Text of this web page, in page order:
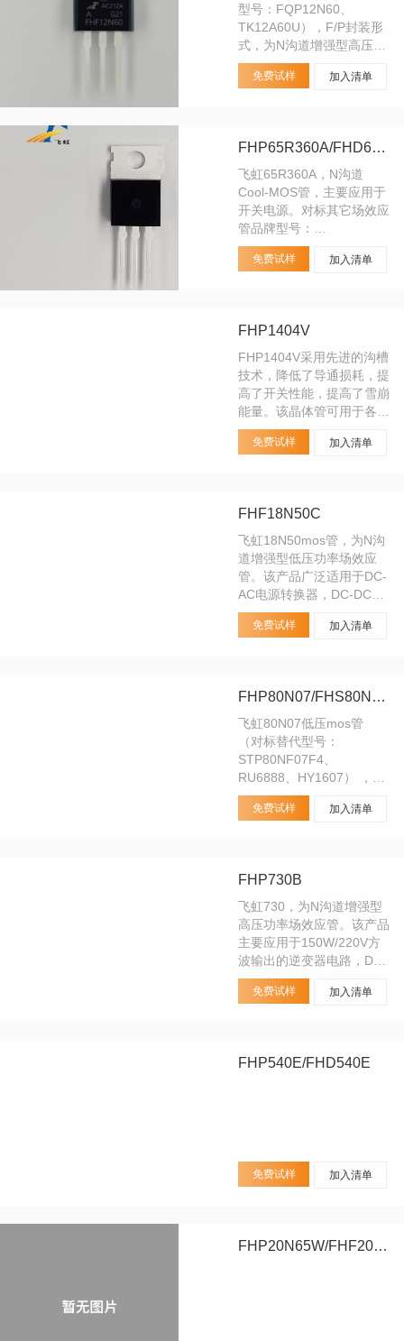
型号：FQP12N60、
TK12A60U），F/P封装形
式，为N沟道增强型高压功
率MOS场效应管。该产品
广泛适用于AC-DC开关电
免费试样 加入清单
FHP65R360A/FHD65R360A
飞虹65R360A，N沟道
Cool-MOS管，主要应用于
开关电源。对标其它场效应
管品牌型号：
IPA60R380P6；
免费试样 加入清单
FHP1404V
FHP1404V采用先进的沟槽
技术，降低了导通损耗，提
高了开关性能，提高了雪崩
能量。该晶体管可用于各种
功率开关电路，实现系统高
效率和高可靠性。产品外形
卤环保。
免费试样 加入清单
FHF18N50C
飞虹18N50mos管，为N沟
道增强型低压功率场效应
管。该产品广泛适用于DC-
AC电源转换器，DC-DC电
源转换器，开关电源/紫外
线灯电子镇流器。
免费试样 加入清单
FHP80N07/FHS80N07/FHD80N07
飞虹80N07低压mos管
（对标替代型号：
STP80NF07F4、
RU6888、HY1607） ，N
沟道沟槽工艺MOS管，适
用于36V-48V/6管的电动车
RU6888、HY1607
免费试样 加入清单
FHP730B
飞虹730，为N沟道增强型
高压功率场效应管。该产品
主要应用于150W/220V方
波输出的逆变器电路，DC-
AC电源转换器，DC-DC电
源转换器，高压H桥PMW马
免费试样 加入清单
FHP540E/FHD540E
免费试样 加入清单
FHP20N65W/FHF20N65W/FHA20N65W